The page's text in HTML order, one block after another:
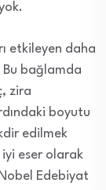
etkileyen daha
Bu bağlamda
zira
boyutu
edilmek
eser olarak
Edebiyat